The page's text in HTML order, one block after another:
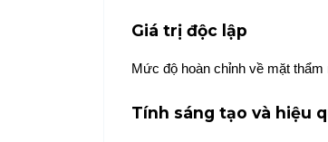
Giá trị độc lập
Mức độ hoàn chỉnh về mặt
Tính sáng tạo và hiệu